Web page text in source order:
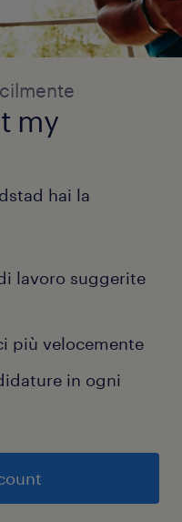
my
hai la
lavoro suggerite
più velocemente
in ogni